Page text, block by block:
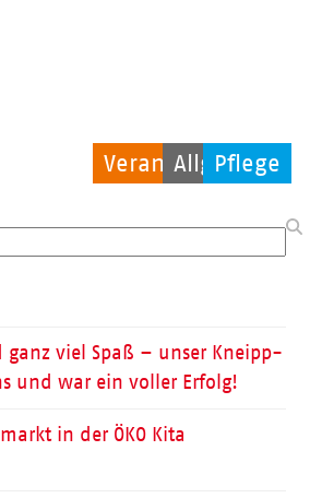
Veranstaltungen
Allgemein
Pflege
ganz viel Spaß – unser Kneipp-
und war ein voller Erfolg!
in der ÖKO Kita